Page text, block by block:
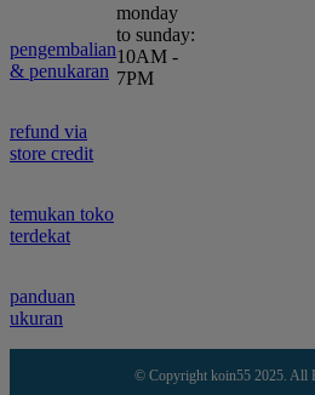
pengembalian
& penukaran
refund via
store credit
temukan toko
terdekat
panduan
ukuran
monday
to sunday:
10AM -
7PM
© Copyright koin55 2025. All